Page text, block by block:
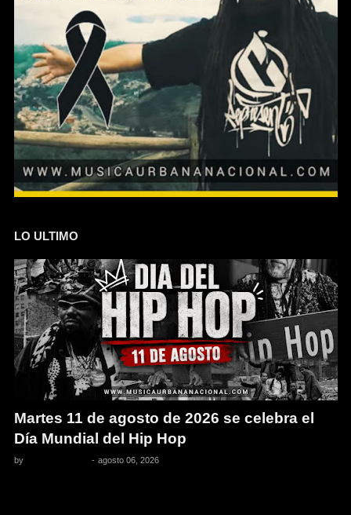
LO ULTIMO
Martes 11 de agosto de 2026 se celebra el
Día Mundial del Hip Hop
by - agosto 06, 2026